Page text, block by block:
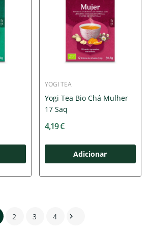
YOGI TEA
Yogi Tea Bio Chá Mulher
17 Saq
4,19 €
Adicionar
2 3 4 